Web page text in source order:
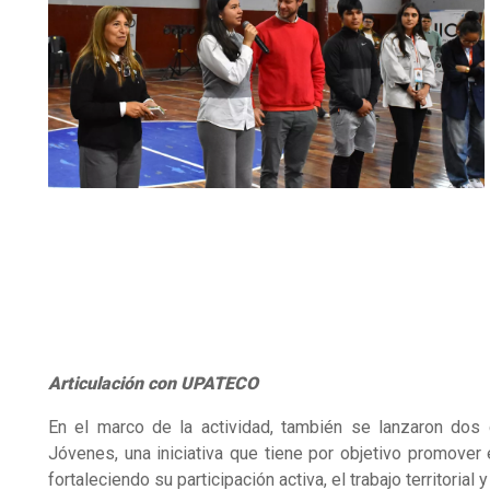
Articulación con UPATECO
En el marco de la actividad, también se lanzaron
Jóvenes, una iniciativa que tiene por objetivo
fortaleciendo su participación activa, el trabajo territorial